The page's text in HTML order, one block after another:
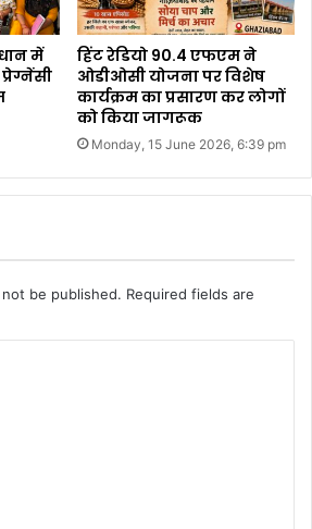
में
हिंट रेडियो 90.4 एफएम ने
ओडीओसी योजना पर विशेष
कार्यक्रम का प्रसारण कर लोगों
को किया जागरूक
Monday, 15 June 2026, 6:39 pm
be published. Required fields are